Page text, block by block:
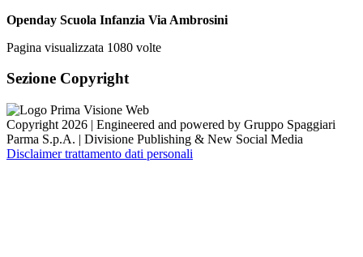
Openday Scuola Infanzia Via Ambrosini
Pagina visualizzata 1080 volte
Sezione Copyright
Copyright 2026 | Engineered and powered by Gruppo Spaggiari
Parma S.p.A. | Divisione Publishing & New Social Media
Disclaimer trattamento dati personali